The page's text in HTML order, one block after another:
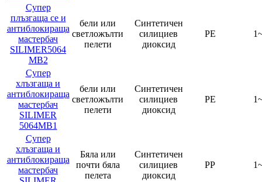
Супер
плъзгаща се и
антиблокираща
мастербач
SILIMER5064
MB2
бели или
светложълти
пелети
Синтетичен
силициев
диоксид
PE
Супер
хлъзгаща и
антиблокираща
мастербач
SILIMER
5064MB1
бели или
светложълти
пелети
Синтетичен
силициев
диоксид
PE
Супер
хлъзгаща и
антиблокираща
мастербач
Бяла или
почти бяла
пелета
Синтетичен
силициев
диоксид
PP